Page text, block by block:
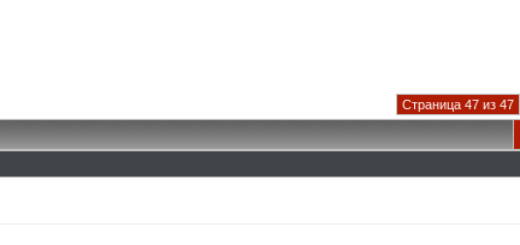
Страница 47 из 47